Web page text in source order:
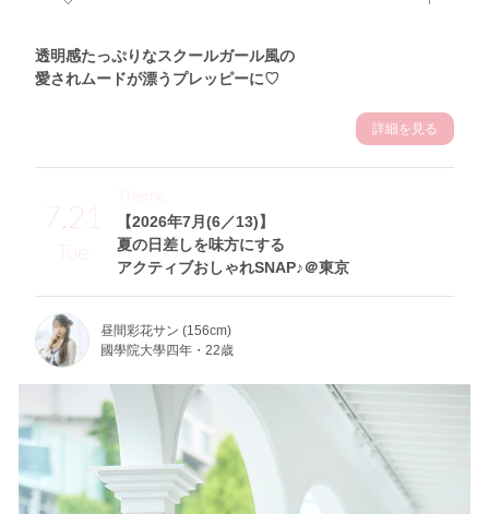
透明感たっぷりなスクールガール風の
愛されムードが漂うプレッピーに♡
詳細を見る
7.21
Tue
【2026年7月(6／13)】
夏の日差しを味方にする
アクティブおしゃれSNAP♪＠東京
Theme
昼間彩花サン (156cm)
國學院大學四年・22歳